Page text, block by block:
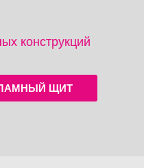
конструкций
ЩИТ